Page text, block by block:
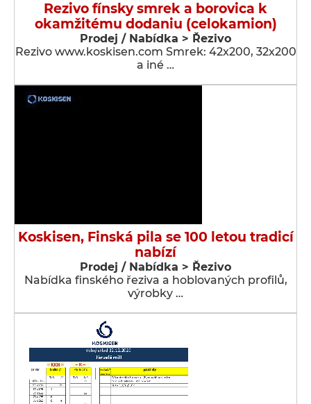
Rezivo fínsky smrek a borovica k
okamžitému dodaniu (celokamion)
Prodej / Nabídka > Řezivo
Rezivo www.koskisen.com Smrek: 42x200, 32x200
a iné …
Koskisen, Finská pila se 100 letou tradicí
nabízí
Prodej / Nabídka > Řezivo
Nabídka finského řeziva a hoblovaných profilů,
výrobky …